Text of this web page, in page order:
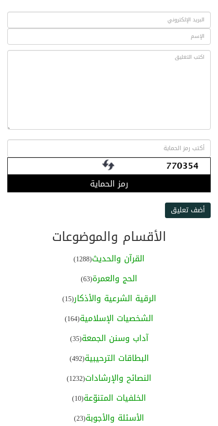
رمز الحماية
أضف تعليق
الأقسام والموضوعات
القرآن والحديث(1288)
الحج والعمرة(63)
الرقية الشرعية والأذكار(15)
الشخصيات الإسلامية(164)
آداب وسنن الجمعة(35)
البطاقات الترحيبية(492)
النصائح والإرشادات(1232)
الخلفيات المتنوّعة(10)
الأسئلة والأجوبة(23)